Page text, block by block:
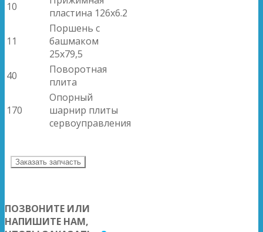
10
пластина 126x6.2
11
Поршень с
башмаком
25x79,5
40
Поворотная
плита
170
Опорный
шарнир плиты
сервоуправления
Заказать запчасть
ПОЗВОНИТЕ ИЛИ
НАПИШИТЕ НАМ,